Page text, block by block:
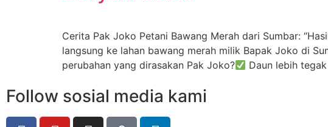
Cerita Pak Joko Petani Bawang Merah dari Sumbar:
langsung ke lahan bawang merah milik Bapak Joko di
perubahan yang dirasakan Pak Joko?
Daun lebih
Follow sosial media kami